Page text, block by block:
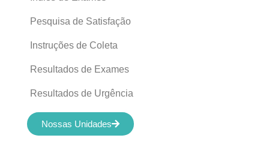
Pesquisa de Satisfação
Instruções de Coleta
Resultados de Exames
Resultados de Urgência
Nossas Unidades